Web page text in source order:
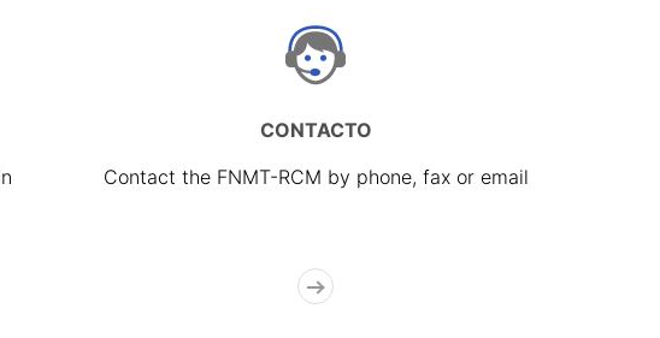
CONTACTO
Contact the FNMT-RCM by phone, fax or email